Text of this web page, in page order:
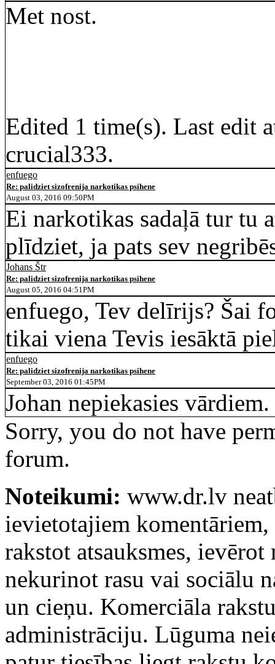
Met nost.
Edited 1 time(s). Last edit
crucial333.
enfuego
Re: palidziet sizofrenija narkotikas psihene
August 03, 2016 09:50PM
Ei narkotikas sadaļā tur tu
plīdziet, ja pats sev
Johans Štr
Re: palidziet sizofrenija narkotikas psihene
August 05, 2016 04:51PM
enfuego, Tev delīrijs? Šai
tikai viena Tevis iesāktā
enfuego
Re: palidziet sizofrenija narkotikas psihene
September 03, 2016 01:45PM
Johan nepiekasies vārdiem.
Sorry, you do not have
forum.
Noteikumi: www.dr.lv
ievietotajiem
rakstot atsauksmes,
nekurinot rasu vai sociālu
un cieņu. Komerciāla
administrāciju. Lūguma